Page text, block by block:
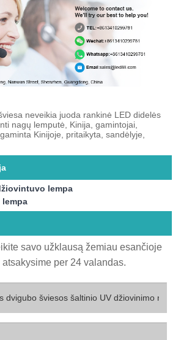
neveikia juoda rankinė LED didelės
nagų lemputė, Kinija, gamintojai,
Kinijoje, pritaikyta, sandėlyje,
lempa
savo užklausą žemiau esančioje
per 24 valandas.